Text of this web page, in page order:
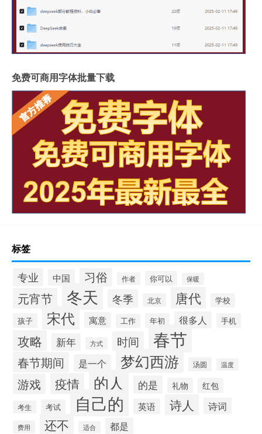
免费可商用字体批量下载
标签
专业 中国 习俗 作者 你可以 保暖
元宵节 冬天 冬季 北京 唐代 学校
孩子 宋代 寓意 工作 年初 很多人 手机
攻略 新年 方式 时间 春节
春节期间 是一个 梦幻西游 汤圆 温度
游戏 疫情 的人 的是 礼物 红包
考生 考试 自己的 英语 诗人 诗词
费用 还不 适合 都是